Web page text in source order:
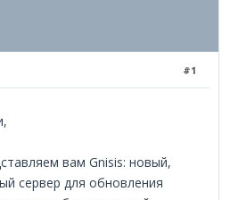
#1
вам Gnisis: новый,
сервер для обновления